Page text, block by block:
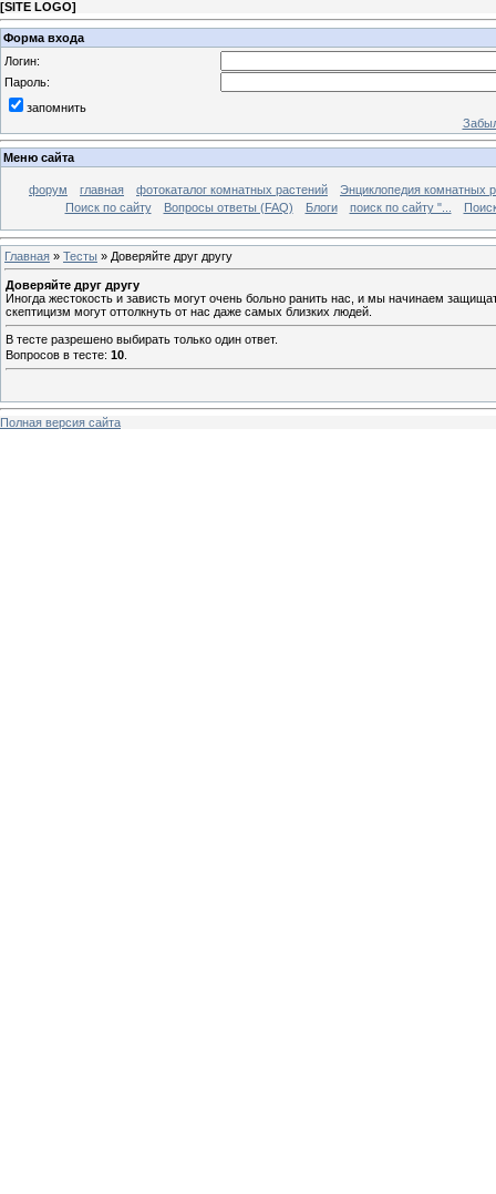
[SITE LOGO]
Форма входа
Логин:
Пароль:
запомнить
Меню сайта
форум главная фотокаталог комнатных растений
Энциклопедия комнатных
Поиск по сайту
Вопросы ответы (FAQ) Блоги поиск по сайту "...
Главная » Тесты » Доверяйте друг другу
Доверяйте друг другу
Иногда жестокость и зависть могут очень больно ранить нас, и мы начинаем
скептицизм могут оттолкнуть от нас даже самых близких людей.
В тесте разрешено выбирать только один ответ.
Вопросов в тесте: 10
Полная версия сайта